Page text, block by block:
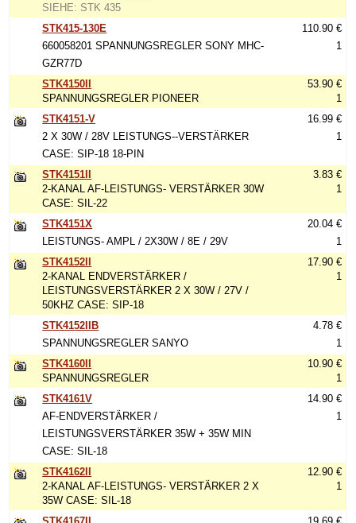
SIEHE: STK 435
STK415-130E
660058201 SPANNUNGSREGLER SONY MHC-
GZR77D
110.90 €
1
STK4150II
SPANNUNGSREGLER PIONEER
53.90 €
1
STK4151-V
2 X 30W / 28V LEISTUNGS--VERSTÄRKER
CASE: SIP-18 18-PIN
16.99 €
1
STK4151II
2-KANAL AF-LEISTUNGS- VERSTÄRKER 30W
CASE: SIL-22
3.83 €
1
STK4151X
LEISTUNGS- AMPL / 2X30W / 8E / 29V
20.04 €
1
STK4152II
2-KANAL ENDVERSTÄRKER /
LEISTUNGSVERSTÄRKER 2 X 30W / 27V /
50KHZ CASE: SIP-18
17.90 €
1
STK4152IIB
SPANNUNGSREGLER SANYO
4.78 €
1
STK4160II
SPANNUNGSREGLER
10.90 €
1
STK4161V
AF-ENDVERSTÄRKER /
LEISTUNGSVERSTÄRKER 35W + 35W MIN
CASE: SIL-18
14.90 €
1
STK4162II
2-KANAL AF-LEISTUNGS- VERSTÄRKER 2 X
35W CASE: SIL-18
12.90 €
1